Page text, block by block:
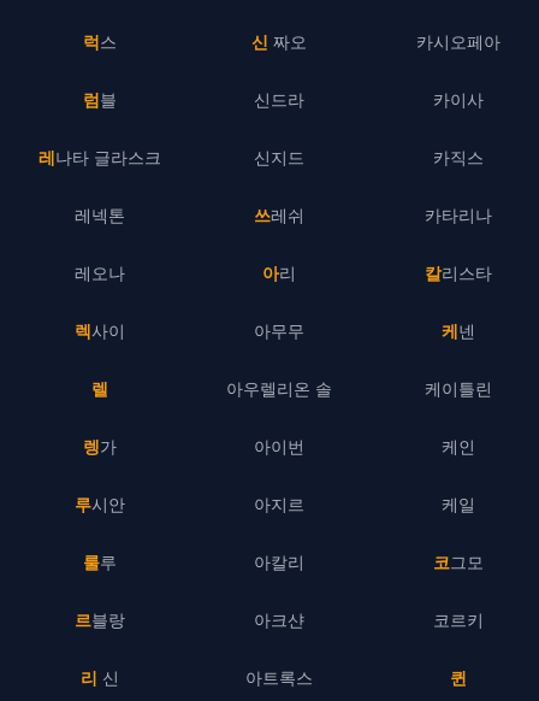
럭스
럼블
레나타 글라스크
레넥톤
레오나
렉사이
렐
렝가
루시안
룰루
르블랑
리 신
신 짜오
신드라
신지드
쓰레쉬
아리
아무무
아우렐리온 솔
아이번
아지르
아칼리
아크샨
아트록스
카시오페아
카이사
카직스
카타리나
칼리스타
케넨
케이틀린
케인
케일
코그모
코르키
퀸